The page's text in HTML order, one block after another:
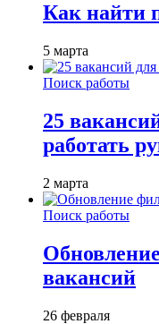
Как найти
5 марта
Поиск работы
25
работать
2 марта
Поиск работы
вакансий
26 февраля